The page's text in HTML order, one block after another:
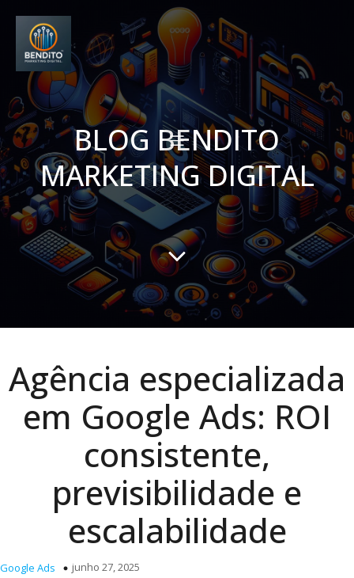
BLOG BENDITO
MARKETING DIGITAL
Agência especializada
em Google Ads: ROI
consistente,
previsibilidade e
escalabilidade
Google Ads junho 27, 2025